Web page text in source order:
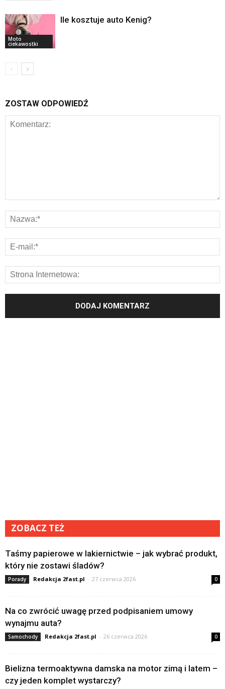
Moto
ciekawostki
Ile kosztuje auto Kenig?
ZOSTAW ODPOWIEDŹ
ZOBACZ TEŻ
Taśmy papierowe w lakiernictwie – jak wybrać produkt,
który nie zostawi śladów?
Porady Redakcja 2fast.pl - 27 czerwca 2026 0
Na co zwrócić uwagę przed podpisaniem umowy
wynajmu auta?
Samochody Redakcja 2fast.pl - 26 czerwca 2026 0
Bielizna termoaktywna damska na motor zimą i latem –
czy jeden komplet wystarczy?